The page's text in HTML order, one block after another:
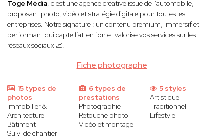
Fiche photographe
Toge Média, c'est une agence créative issue de l’automobile,
proposant photo, vidéo et stratégie digitale pour toutes les
entreprises. Notre signature : un contenu premium, immersif et
performant qui capte l’attention et valorise vos services sur les
réseaux sociaux 📈.
15 types de
photos
Immobilier &
Architecture
Bâtiment
Suivi de chantier
6 types de
prestations
Photographie
Retouche photo
Vidéo et montage
5 styles
Artistique
Traditionnel
Lifestyle